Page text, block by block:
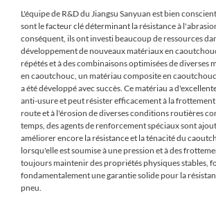
L'équipe de R&D du Jiangsu Sanyuan est bien
sont le facteur clé déterminant la résistance à
conséquent, ils ont investi beaucoup de ressources
développement de nouveaux matériaux en
répétés et à des combinaisons optimisées de diverses
en caoutchouc, un matériau composite en
a été développé avec succès. Ce matériau a
anti-usure et peut résister efficacement à la frottement
route et à l'érosion de diverses conditions routières
temps, des agents de renforcement spéciaux sont
améliorer encore la résistance et la ténacité du
lorsqu'elle est soumise à une pression et à des
toujours maintenir des propriétés physiques stables,
fondamentalement une garantie solide pour la
pneu.